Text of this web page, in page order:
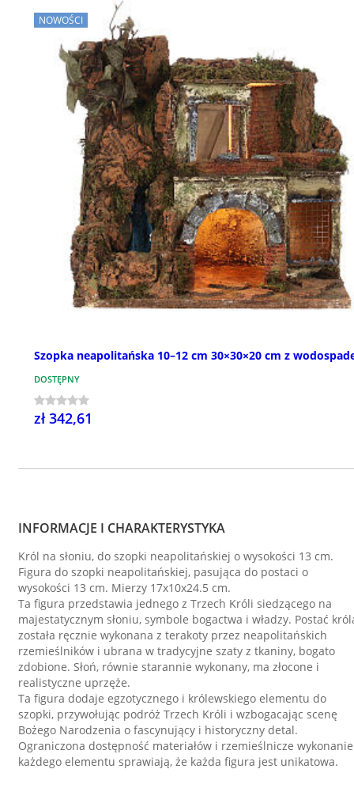
NOWOŚCI
Szopka neapolitańska 10–12 cm 30×30×20 cm z
DOSTĘPNY
zł 342,61
INFORMACJE I CHARAKTERYSTYKA
Król na słoniu, do szopki neapolitańskiej o wysokości 13 cm.
Figura do szopki neapolitańskiej, pasująca do postaci o
wysokości 13 cm. Mierzy 17x10x24.5 cm.
Ta figura przedstawia jednego z Trzech Króli siedzącego na
majestatycznym słoniu, symbole bogactwa i władzy. Postać
została ręcznie wykonana z terakoty przez neapolitańskich
rzemieślników i ubrana w tradycyjne szaty z tkaniny, bogato
zdobione. Słoń, równie starannie wykonany, ma złocone i
realistyczne uprzęże.
Ta figura dodaje egzotycznego i królewskiego elementu do
szopki, przywołując podróż Trzech Króli i wzbogacając scenę
Bożego Narodzenia o fascynujący i historyczny detal.
Ograniczona dostępność materiałów i rzemieślnicze wykonanie
każdego elementu sprawiają, że każda figura jest unikatowa.